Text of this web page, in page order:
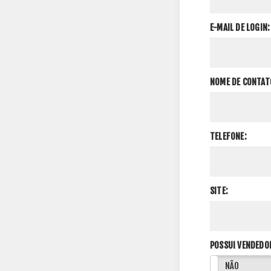
E-MAIL DE LOGIN:
NOME DE
TELEFONE:
SITE:
POSSUI
NÃO